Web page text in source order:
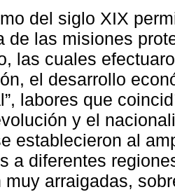
del siglo XIX
de las misiones
las cuales
el desarrollo
labores que
y el
establecieron al
a diferentes
muy arraigadas,